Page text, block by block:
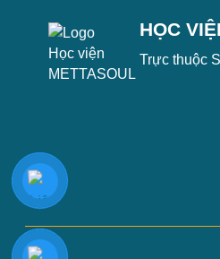
HỌC
Trực thuộc